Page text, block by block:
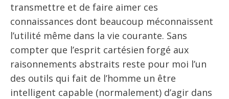
transmettre et de faire aimer ces
connaissances dont beaucoup méconnaissent
l’utilité même dans la vie courante. Sans
compter que l’esprit cartésien forgé aux
raisonnements abstraits reste pour moi l’un
des outils qui fait de l’homme un être
intelligent capable (normalement) d’agir dans